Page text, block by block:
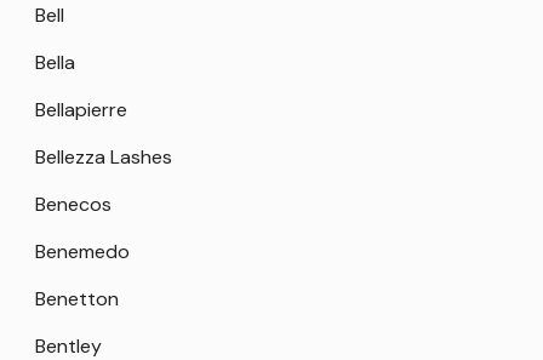
Bell
Bella
Bellapierre
Bellezza Lashes
Benecos
Benemedo
Benetton
Bentley